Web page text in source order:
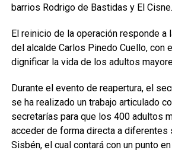
barrios Rodrigo de Bastidas y El Cisne.
El reinicio de la operación responde a
del alcalde Carlos Pinedo Cuello, con
dignificar la vida de los adultos
Durante el evento de reapertura, el
se ha realizado un trabajo articulado
secretarías para que los 400 adultos
acceder de forma directa a diferentes
Sisbén, el cual contará con un punto